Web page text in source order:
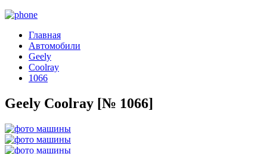
Главная
Автомобили
Geely
Coolray
1066
Geely Coolray [№ 1066]